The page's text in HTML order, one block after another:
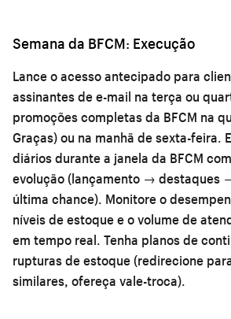
Semana da BFCM: Execução
Lance o acesso antecipado para
assinantes de e-mail na terça ou
promoções completas da BFCM na
Graças) ou na manhã de sexta-feira.
diários durante a janela da BFCM
evolução (lançamento → destaques
última chance). Monitore o
níveis de estoque e o volume de
em tempo real. Tenha planos de
rupturas de estoque (redirecione
similares, ofereça vale-troca).